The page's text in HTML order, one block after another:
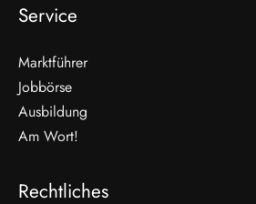
Service
Marktführer
Jobbörse
Ausbildung
Am Wort!
Rechtliches